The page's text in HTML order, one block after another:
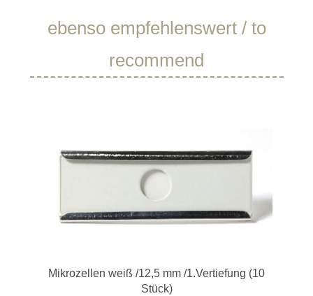
Produktgalerie überspringen
ebenso empfehlenswert / to
recommend
Mikrozellen weiß /12,5 mm /1.Vertiefung (10
Stück)